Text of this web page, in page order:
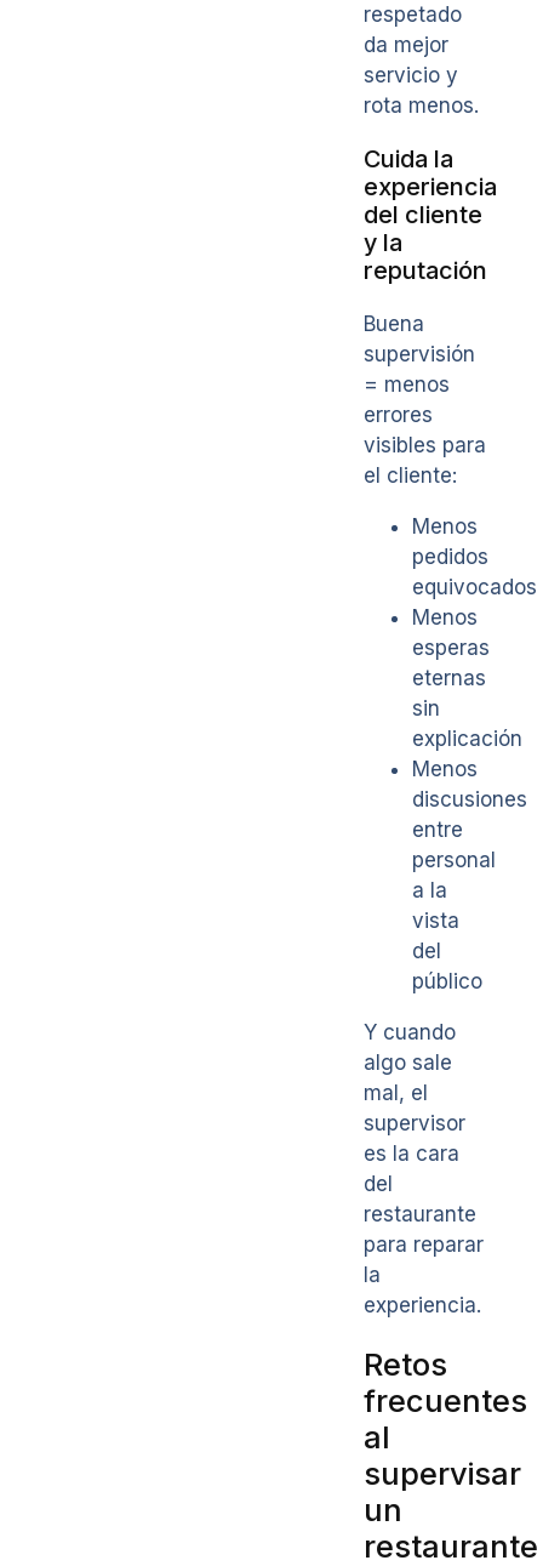
respetado
da mejor
servicio y
rota menos.
Cuida la
experiencia
del cliente
y la
reputación
Buena
supervisión
= menos
errores
visibles para
el cliente:
Menos
pedidos
equivocados
Menos
esperas
eternas
sin
explicación
Menos
discusiones
entre
personal
a la
vista
del
público
Y cuando
algo sale
mal, el
supervisor
es la cara
del
restaurante
para reparar
la
experiencia.
Retos
frecuentes
al
supervisar
un
restaurante